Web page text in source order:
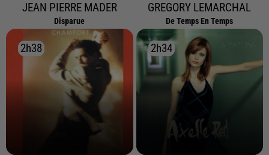
JEAN PIERRE MADER
Disparue
GREGORY LEMARCHAL
De Temps En Temps
2h38
2h38 2h34
2h34